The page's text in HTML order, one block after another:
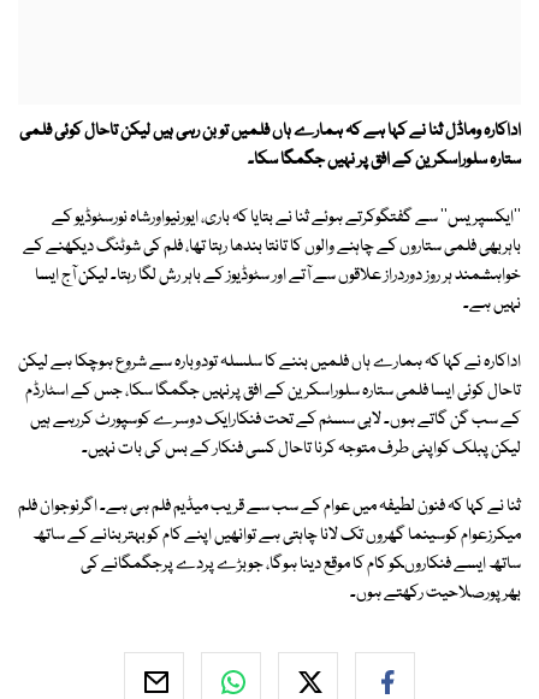
اداکارہ وماڈل ثنا نے کہا ہے کہ ہمارے ہاں فلمیں تو بن رہی ہیں لیکن تاحال کوئی فلمی
ستارہ سلوراسکرین کے افق پر نہیں جگمگا سکا۔
''ایکسپریس'' سے گفتگوکرتے ہوئے ثنا نے بتایا کہ باری، ایورنیواورشاہ نورسٹوڈیو کے
باہربھی فلمی ستاروں کے چاہنے والوں کا تانتا بندھا رہتا تھا، فلم کی شوٹنگ دیکھنے کے
خواہشمند ہر روز دوردراز علاقوں سے آتے اور سٹوڈیوز کے باہر رش لگا رہتا۔ لیکن آج ایسا
نہیں ہے۔
اداکارہ نے کہا کہ ہمارے ہاں فلمیں بننے کا سلسلہ تودوبارہ سے شروع ہوچکا ہے لیکن
تاحال کوئی ایسا فلمی ستارہ سلوراسکرین کے افق پرنہیں جگمگا سکا، جس کے اسٹارڈم
کے سب گن گاتے ہوں۔ لابی سسٹم کے تحت فنکارایک دوسرے کوسپورٹ کررہے ہیں
لیکن پبلک کواپنی طرف متوجہ کرنا تاحال کسی فنکار کے بس کی بات نہیں۔
ثنا نے کہا کہ فنون لطیفہ میں عوام کے سب سے قریب میڈیم فلم ہی ہے۔ اگرنوجوان فلم
میکرزعوام کوسینما گھروں تک لانا چاہتی ہے توانھیں اپنے کام کوبہتربنانے کے ساتھ
ساتھ ایسے فنکاروںکو کام کا موقع دینا ہوگا، جوبڑے پردے پرجگمگانے کی
بھرپورصلاحیت رکھتے ہوں۔